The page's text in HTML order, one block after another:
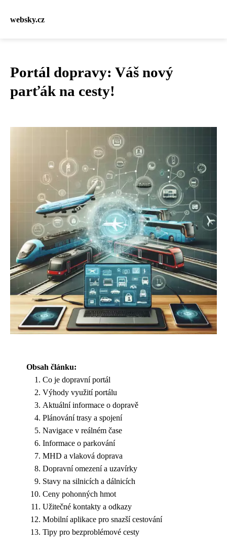
websky.cz
Portál dopravy: Váš nový
parťák na cesty!
Obsah článku:
Co je dopravní portál
Výhody využití portálu
Aktuální informace o dopravě
Plánování trasy a spojení
Navigace v reálném čase
Informace o parkování
MHD a vlaková doprava
Dopravní omezení a uzavírky
Stavy na silnicích a dálnicích
Ceny pohonných hmot
Užitečné kontakty a odkazy
Mobilní aplikace pro snazší cestování
Tipy pro bezproblémové cesty